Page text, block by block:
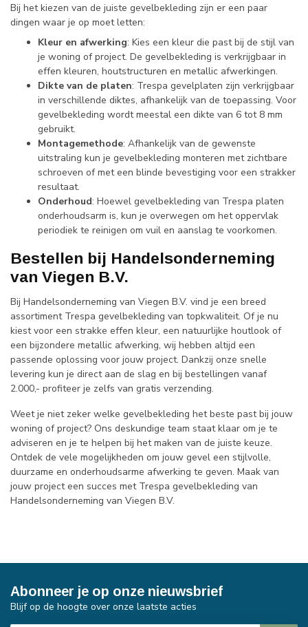
Bij het kiezen van de juiste gevelbekleding zijn er een paar
dingen waar je op moet letten:
Kleur en afwerking: Kies een kleur die past bij de stijl van
je woning of project. De gevelbekleding is verkrijgbaar in
effen kleuren, houtstructuren en metallic afwerkingen.
Dikte van de platen: Trespa gevelplaten zijn verkrijgbaar
in verschillende diktes, afhankelijk van de toepassing. Voor
gevelbekleding wordt meestal een dikte van 6 tot 8 mm
gebruikt.
Montagemethode: Afhankelijk van de gewenste
uitstraling kun je gevelbekleding monteren met zichtbare
schroeven of met een blinde bevestiging voor een strakker
resultaat.
Onderhoud: Hoewel gevelbekleding van Trespa platen
onderhoudsarm is, kun je overwegen om het oppervlak
periodiek te reinigen om vuil en aanslag te voorkomen.
Bestellen bij Handelsonderneming
van Viegen B.V.
Bij Handelsonderneming van Viegen B.V. vind je een breed
assortiment Trespa gevelbekleding van topkwaliteit. Of je nu
kiest voor een strakke effen kleur, een natuurlijke houtlook of
een bijzondere metallic afwerking, wij hebben altijd een
passende oplossing voor jouw project. Dankzij onze snelle
levering kun je direct aan de slag en bij bestellingen vanaf
2.000,- profiteer je zelfs van gratis verzending.
Weet je niet zeker welke gevelbekleding het beste past bij jouw
woning of project? Ons deskundige team staat klaar om je te
adviseren en je te helpen bij het maken van de juiste keuze.
Ontdek de vele mogelijkheden om jouw gevel een stijlvolle,
duurzame en onderhoudsarme afwerking te geven. Maak van
jouw project een succes met Trespa gevelbekleding van
Handelsonderneming van Viegen B.V.
Abonneer je op onze nieuwsbrief
Blijf op de hoogte over onze laatste acties